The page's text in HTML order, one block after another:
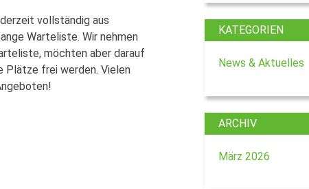
vollständig aus
Warteliste. Wir nehmen
möchten aber darauf
Plätze frei werden. Vielen
KATEGORIEN
News & Aktuelles
ARCHIV
März 2026